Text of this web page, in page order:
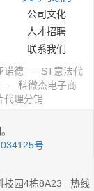
公司文化
人才招聘
联系我们
诺德 -
ST意法代
-
科微杰电子商
代理分销
号
技园4栋8A23 热线